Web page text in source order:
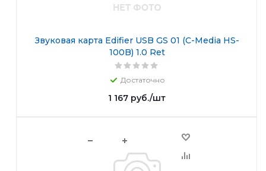
Звуковая карта Edifier USB GS 01 (C-Media HS-
100B) 1.0 Ret
Достаточно
1 167 руб./шт
В корзину